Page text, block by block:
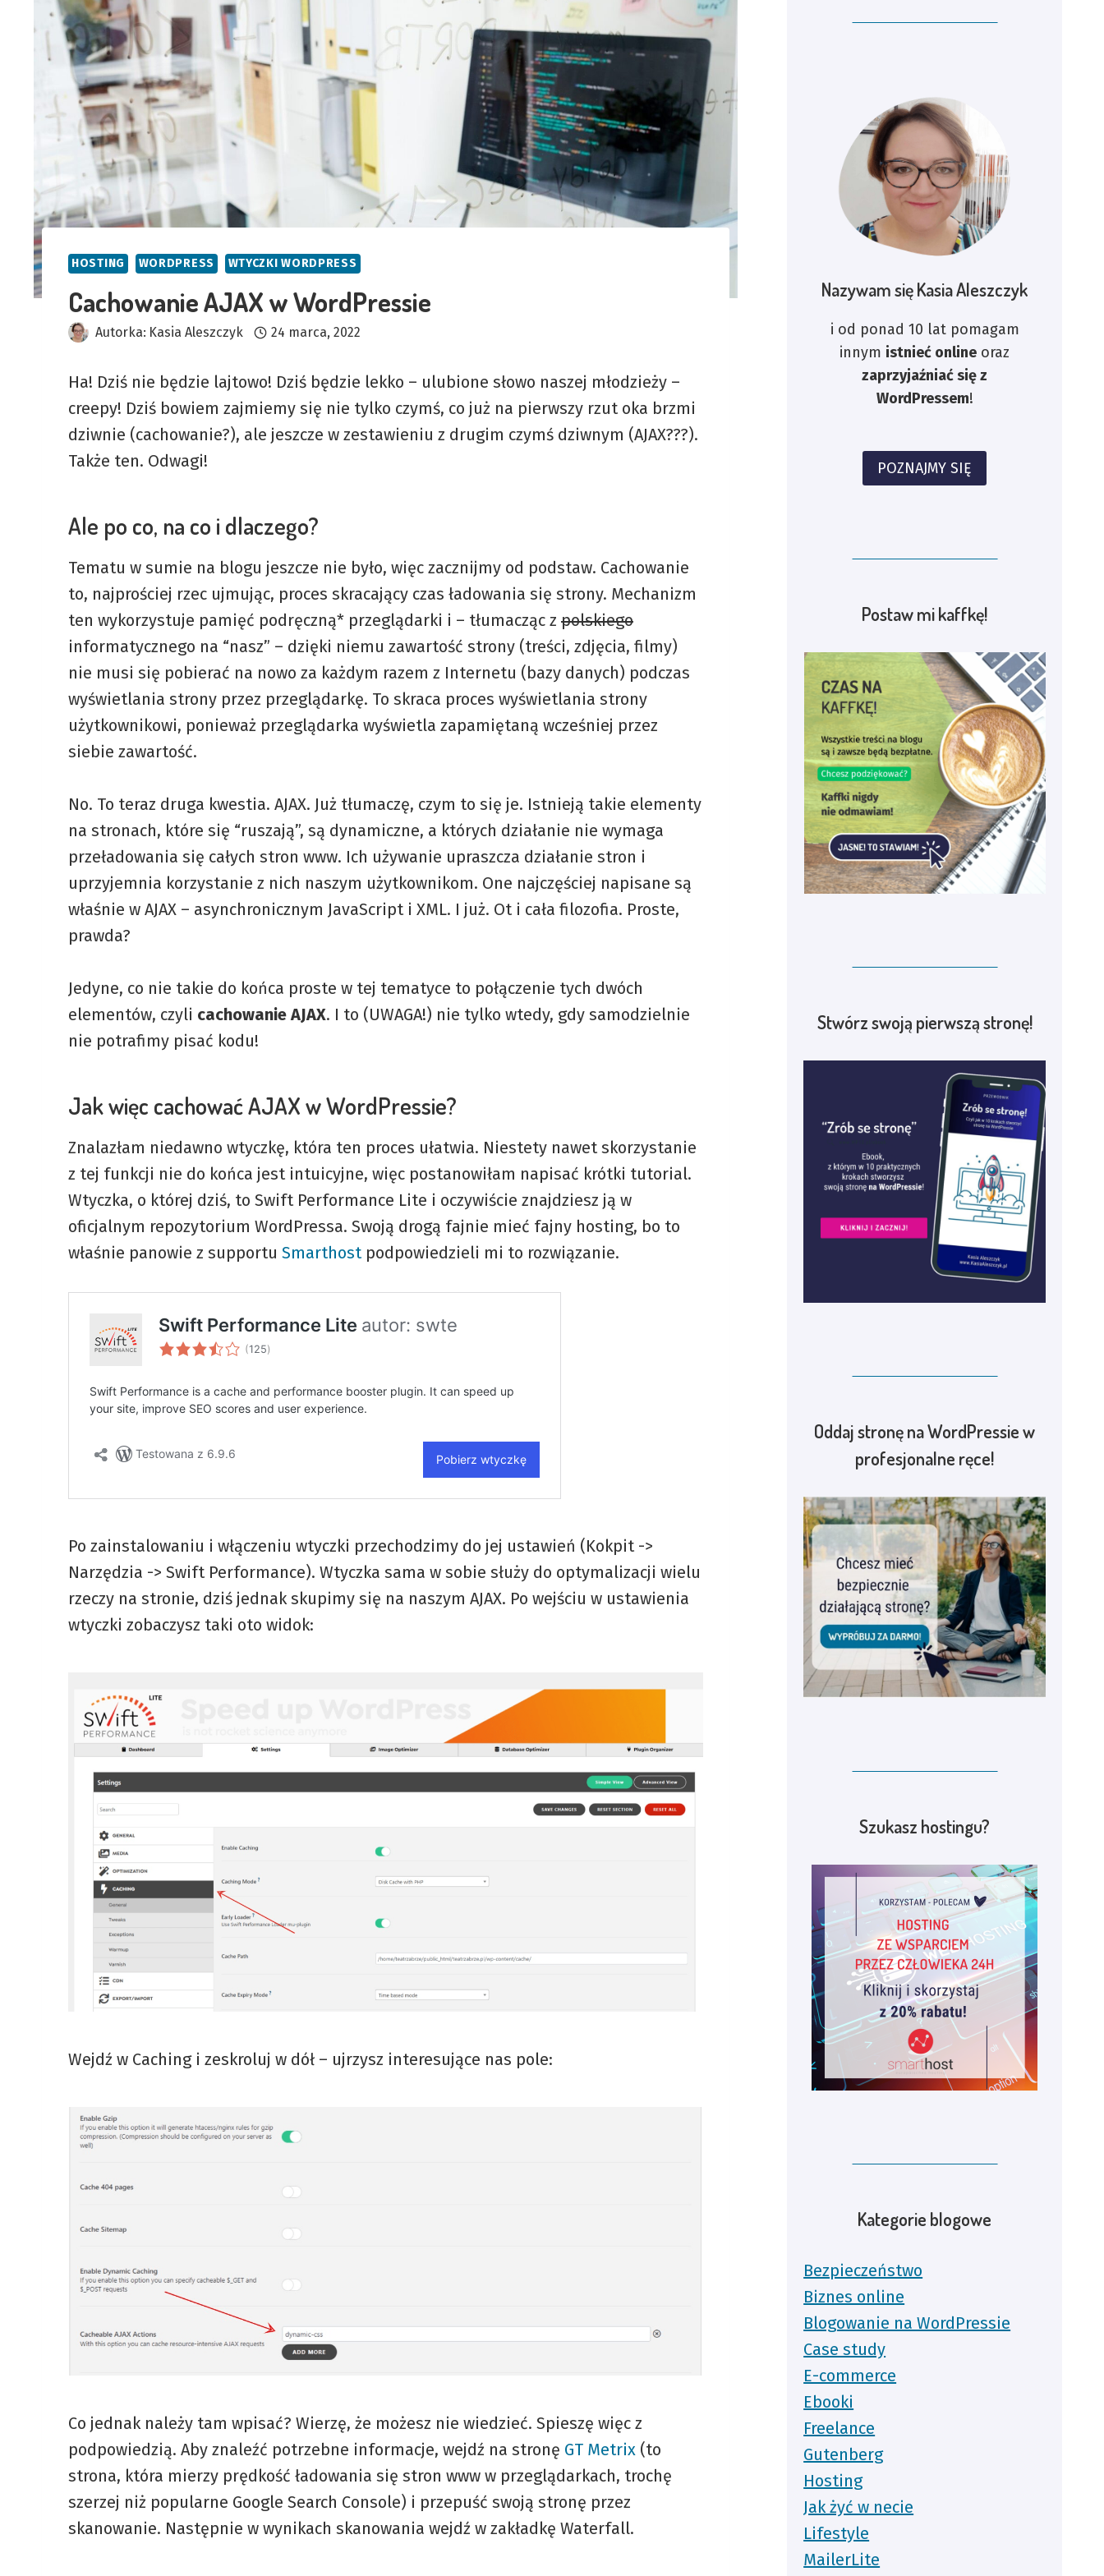
HOSTING WORDPRESS WTYCZKI WORDPRESS
Cachowanie AJAX w WordPressie
Autorka: Kasia Aleszczyk 24 marca, 2022
Ha! Dziś nie będzie lajtowo! Dziś będzie lekko – ulubione słowo naszej młodzieży –
creepy! Dziś bowiem zajmiemy się nie tylko czymś, co już na pierwszy rzut oka brzmi
dziwnie (cachowanie?), ale jeszcze w zestawieniu z drugim czymś dziwnym (AJAX???).
Także ten. Odwagi!
Ale po co, na co i dlaczego?
Tematu w sumie na blogu jeszcze nie było, więc zacznijmy od podstaw. Cachowanie
to, najprościej rzec ujmując, proces skracający czas ładowania się strony. Mechanizm
ten wykorzystuje pamięć podręczną* przeglądarki i – tłumacząc z polskiego
informatycznego na “nasz” – dzięki niemu zawartość strony (treści, zdjęcia, filmy)
nie musi się pobierać na nowo za każdym razem z Internetu (bazy danych) podczas
wyświetlania strony przez przeglądarkę. To skraca proces wyświetlania strony
użytkownikowi, ponieważ przeglądarka wyświetla zapamiętaną wcześniej przez
siebie zawartość.
No. To teraz druga kwestia. AJAX. Już tłumaczę, czym to się je. Istnieją takie elementy
na stronach, które się “ruszają”, są dynamiczne, a których działanie nie wymaga
przeładowania się całych stron www. Ich używanie upraszcza działanie stron i
uprzyjemnia korzystanie z nich naszym użytkownikom. One najczęściej napisane są
właśnie w AJAX – asynchronicznym JavaScript i XML. I już. Ot i cała filozofia. Proste,
prawda?
Jedyne, co nie takie do końca proste w tej tematyce to połączenie tych dwóch
elementów, czyli cachowanie AJAX. I to (UWAGA!) nie tylko wtedy, gdy samodzielnie
nie potrafimy pisać kodu!
Jak więc cachować AJAX w WordPressie?
Znalazłam niedawno wtyczkę, która ten proces ułatwia. Niestety nawet skorzystanie
z tej funkcji nie do końca jest intuicyjne, więc postanowiłam napisać krótki tutorial.
Wtyczka, o której dziś, to Swift Performance Lite i oczywiście znajdziesz ją w
oficjalnym repozytorium WordPressa. Swoją drogą fajnie mieć fajny hosting, bo to
właśnie panowie z supportu Smarthostpodpowiedzieli mi to rozwiązanie.
Po zainstalowaniu i włączeniu wtyczki przechodzimy do jej ustawień (Kokpit ->
Narzędzia -> Swift Performance). Wtyczka sama w sobie służy do optymalizacji wielu
rzeczy na stronie, dziś jednak skupimy się na naszym AJAX. Po wejściu w ustawienia
wtyczki zobaczysz taki oto widok:
Wejdź w Caching i zeskroluj w dół – ujrzysz interesujące nas pole:
Co jednak należy tam wpisać? Wierzę, że możesz nie wiedzieć. Spieszę więc z
podpowiedzią. Aby znaleźć potrzebne informacje, wejdź na stronę GT Metrix (to
strona, która mierzy prędkość ładowania się stron www w przeglądarkach, trochę
szerzej niż popularne Google Search Console) i przepuść swoją stronę przez
skanowanie. Następnie w wynikach skanowania wejdź w zakładkę Waterfall.
Nazywam się Kasia Aleszczyk
i od ponad 10 lat pomagam
innym istnieć online oraz
zaprzyjaźniać się z
WordPressem!
POZNAJMY SIĘ
Postaw mi kaffkę!
Stwórz swoją pierwszą stronę!
Oddaj stronę na WordPressie w
profesjonalne ręce!
Szukasz hostingu?
Kategorie blogowe
Bezpieczeństwo
Biznes online
Blogowanie na WordPressie
Case study
E-commerce
Ebooki
Freelance
Gutenberg
Hosting
Jak żyć w necie
Lifestyle
MailerLite